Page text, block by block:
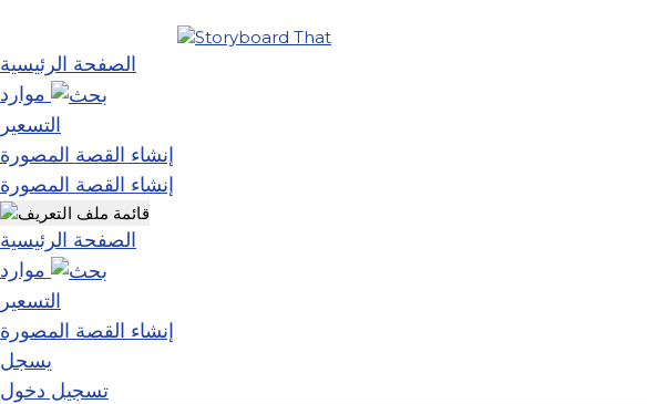
الصفحة الرئيسية
موارد
التسعير
إنشاء القصة المصورة
إنشاء القصة المصورة
الصفحة الرئيسية
موارد
التسعير
إنشاء القصة المصورة
يسجل
تسجيل دخول